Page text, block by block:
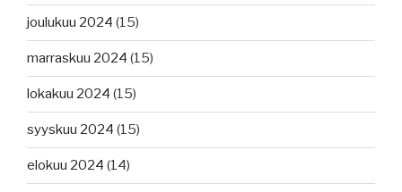
joulukuu 2024 (15)
marraskuu 2024 (15)
lokakuu 2024 (15)
syyskuu 2024 (15)
elokuu 2024 (14)